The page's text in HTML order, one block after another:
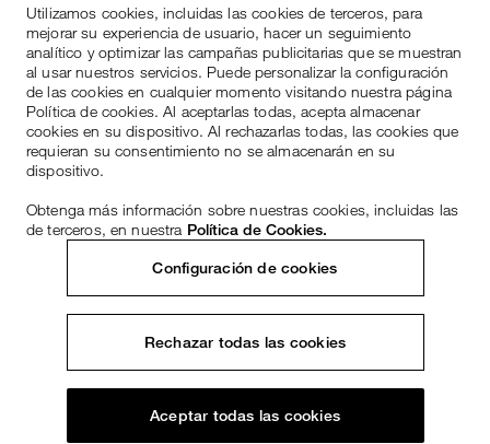
Utilizamos cookies, incluidas las cookies de terceros, para
mejorar su experiencia de usuario, hacer un seguimiento
analítico y optimizar las campañas publicitarias que se muestran
al usar nuestros servicios. Puede personalizar la configuración
de las cookies en cualquier momento visitando nuestra página
Política de cookies. Al aceptarlas todas, acepta almacenar
cookies en su dispositivo. Al rechazarlas todas, las cookies que
requieran su consentimiento no se almacenarán en su
dispositivo.
Obtenga más información sobre nuestras cookies, incluidas las
de terceros, en nuestra Política de Cookies.
Configuración de cookies
Rechazar todas las cookies
Aceptar todas las cookies